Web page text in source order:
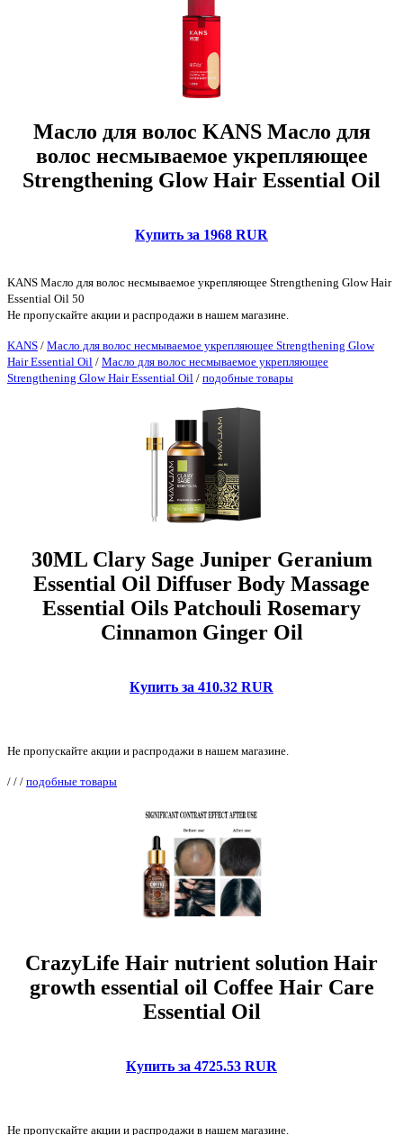
Масло для волос KANS Масло для
волос несмываемое укрепляющее
Strengthening Glow Hair Essential Oil
Купить за 1968 RUR
KANS Масло для волос несмываемое укрепляющее Strengthening Glow Hair
Essential Oil 50
Не пропускайте акции и распродажи в нашем магазине.
KANS / Масло для волос несмываемое укрепляющее Strengthening Glow
Hair Essential Oil / Масло для волос несмываемое укрепляющее
Strengthening Glow Hair Essential Oil / подобные товары
30ML Clary Sage Juniper Geranium
Essential Oil Diffuser Body Massage
Essential Oils Patchouli Rosemary
Cinnamon Ginger Oil
Купить за 410.32 RUR
Не пропускайте акции и распродажи в нашем магазине.
/ / / подобные товары
CrazyLife Hair nutrient solution Hair
growth essential oil Coffee Hair Care
Essential Oil
Купить за 4725.53 RUR
Не пропускайте акции и распродажи в нашем магазине.